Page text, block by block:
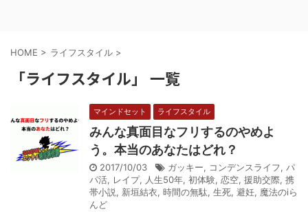
HOME > ライフスタイル >
「ライフスタイル」 一覧
マインドセット ライフスタイル
みんな真面目なフリするのやめよ
う。本当のあなたはどれ？
2017/10/03 ガッキー, コンデンスライフ, パ
パ活, レイプ, 人生50年, 初体験, 恋空, 援助交際, 携
帯小説, 新垣結衣, 時間の無駄, 生死, 避妊, 魔法のiら
んど